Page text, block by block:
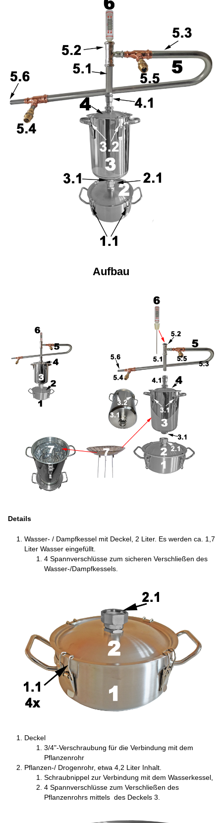
Aufbau
Details
Wasser- / Dampfkessel mit Deckel, 2 Liter. Es werden ca. 1,7
Liter Wasser eingefüllt.
4 Spannverschlüsse zum sicheren Verschließen des
Wasser-/Dampfkessels.
Deckel
3/4"-Verschraubung für die Verbindung mit dem
Pflanzenrohr
Pflanzen-/ Drogenrohr, etwa 4,2 Liter Inhalt.
Schraubnippel zur Verbindung mit dem Wasserkessel,
4 Spannverschlüsse zum Verschließen des
Pflanzenrohrs mittels des Deckels 3.